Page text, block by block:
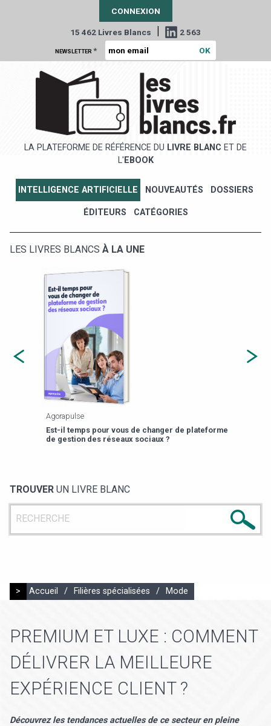
CONNEXION
15 462 Livres Blancs | 2 563
NEWSLETTER *
LA PLATEFORME DE RÉFÉRENCE DU LIVRE BLANC ET DE
L' EBOOK
INTELLIGENCE ARTIFICIELLE NOUVEAUTÉS DOSSIERS
ÉDITEURS CATÉGORIES
LES LIVRES BLANCS À LA UNE
Agorapulse
Est-il temps pour vous de changer de plateforme
de gestion des réseaux sociaux ?
TROUVER UN LIVRE BLANC
> Accueil / Filières spécialisées / Mode
PREMIUM ET LUXE : COMMENT
DÉLIVRER LA MEILLEURE
EXPÉRIENCE CLIENT ?
Découvrez les tendances actuelles de ce secteur en pleine